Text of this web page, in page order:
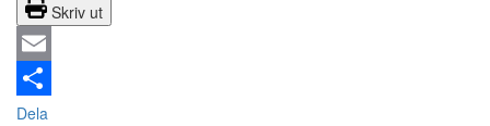
Skriv ut
Email
Dela